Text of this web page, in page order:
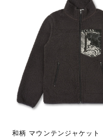
和柄 マウンテンジャケット